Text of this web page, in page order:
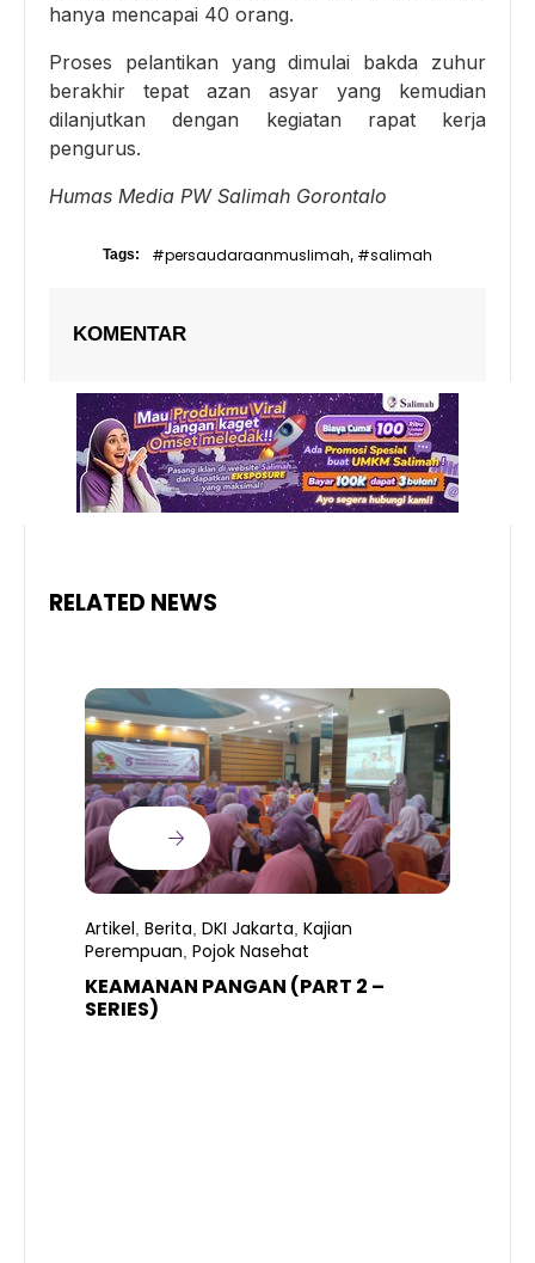
hanya mencapai 40 orang.
Proses pelantikan yang dimulai bakda zuhur
berakhir tepat azan asyar yang kemudian
dilanjutkan dengan kegiatan rapat kerja
pengurus.
Humas Media PW Salimah Gorontalo
Tags: #persaudaraanmuslimah, #salimah
KOMENTAR
RELATED NEWS
Artikel Berita DKI Jakarta Kajian
Perempuan Pojok Nasehat
KEAMANAN PANGAN (PART 2 –
SERIES)